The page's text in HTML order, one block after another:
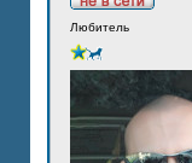
Любитель